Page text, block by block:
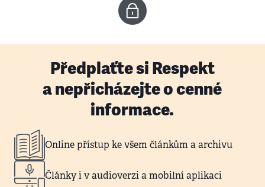
Předplaťte si Respekt
a nepřicházejte o cenné
informace.
Online přístup ke všem článkům a archivu
Články i v audioverzi a mobilní aplikaci